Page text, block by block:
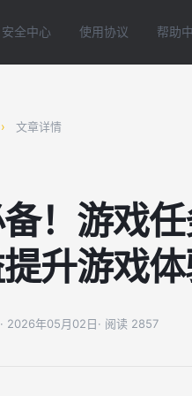
安全中心 使用协议 帮助
› 文章详情
！游戏
升游戏
· 2026年05月02日· 阅读 2857